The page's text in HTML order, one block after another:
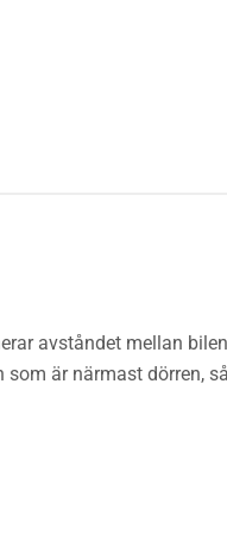
avståndet mellan
är närmast dörren,